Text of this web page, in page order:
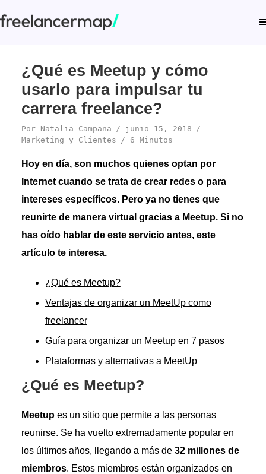
¿Qué es Meetup y cómo
usarlo para impulsar tu
carrera freelance?
Por Natalia Campana
junio 15, 2018
Marketing y Clientes
6 Minutos
Hoy en día, son muchos quienes optan por
Internet cuando se trata de crear redes o para
intereses específicos. Pero ya no tienes que
reunirte de manera virtual gracias a Meetup. Si no
has oído hablar de este servicio antes, este
artículo te interesa.
¿Qué es Meetup?
Ventajas de organizar un MeetUp como
freelancer
Guía para organizar un Meetup en 7 pasos
Plataformas y alternativas a MeetUp
¿Qué es Meetup?
Meetupes un sitio que permite a las personas
reunirse. Se ha vuelto extremadamente popular en
los últimos años, llegando a más de 32 millones de
miembros. Estos miembros están organizados en